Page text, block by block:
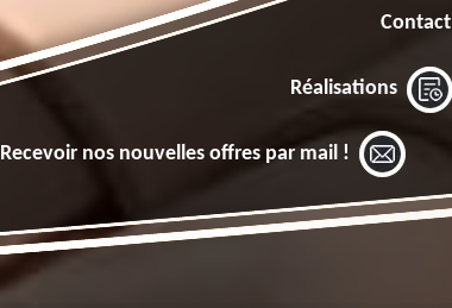
Contact
Réalisations
Recevoir nos nouvelles offres par mail !